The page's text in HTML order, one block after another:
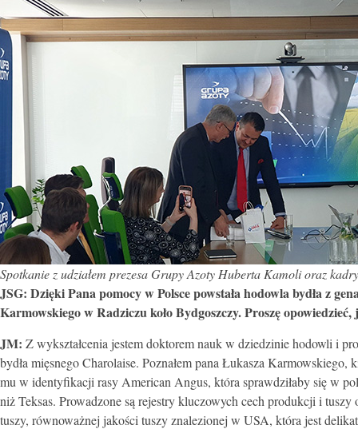
Spotkanie z udziałem prezesa Grupy Azoty Huberta Kamoli oraz
JSG: Dzięki Pana pomocy w Polsce powstała hodowla bydła z
Karmowskiego w Radziczu koło Bydgoszczy. Proszę opowiedzieć,
JM: Z wykształcenia jestem doktorem nauk w dziedzinie hodowli i
bydła mięsnego Charolaise. Poznałem pana Łukasza
mu w identyfikacji rasy American Angus, która sprawdziłaby się w
niż Teksas. Prowadzone są rejestry kluczowych cech produkcji i
tuszy, równoważnej jakości tuszy znalezionej w USA, która jest